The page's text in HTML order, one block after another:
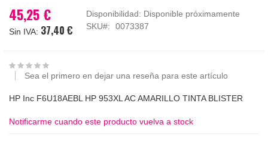
la
galería
45,25 €
37,40 €
Disponibilidad: Disponible próximamente
SKU
0073387
Sea el primero en dejar una reseña para este artículo
HP Inc F6U18AEBL HP 953XL AC AMARILLO TINTA BLISTER
Notificarme cuando este producto vuelva a stock